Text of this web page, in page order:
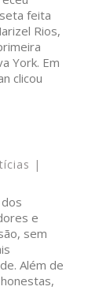
feita
Rios,
York. Em
clicou
e
sem
Além de